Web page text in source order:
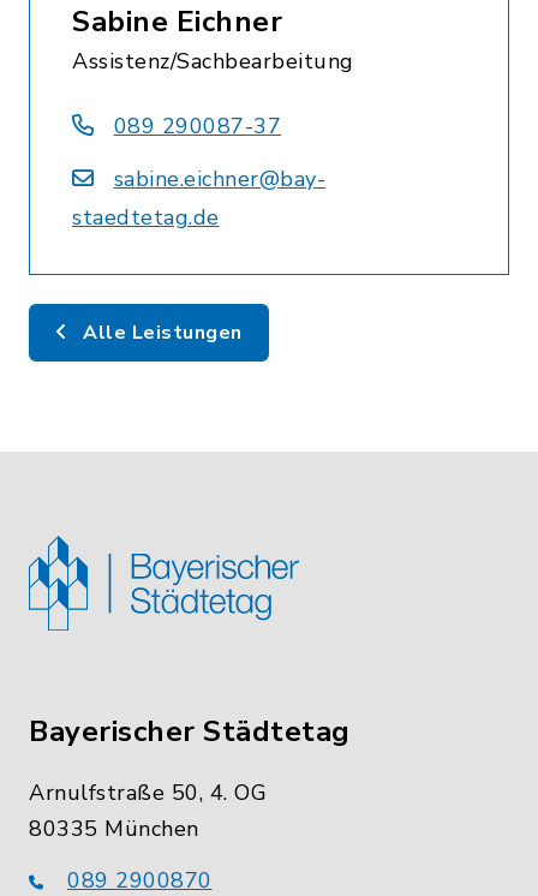
Sabine Eichner
Assistenz/Sachbearbeitung
089 290087-37
sabine.eichner@bay-
staedtetag.de
Alle Leistungen
Bayerischer Städtetag
Arnulfstraße 50, 4. OG
80335 München
089 2900870